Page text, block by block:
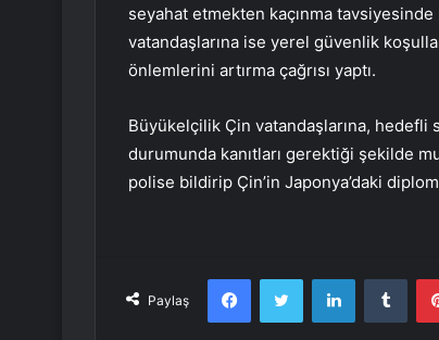
seyahat etmekten kaçınma
vatandaşlarına ise yerel güvenlik
önlemlerini artırma çağrısı yaptı.
Büyükelçilik Çin vatandaşlarına, hedefli
durumunda kanıtları gerektiği şekilde
polise bildirip Çin’in Japonya’daki
Paylaş
FacebookTwitter LinkedIn